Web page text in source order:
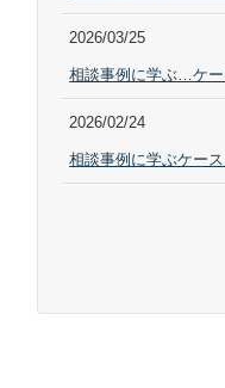
2026/03/25
相談事例に学ぶ…ケ
2026/02/24
相談事例に学ぶケー